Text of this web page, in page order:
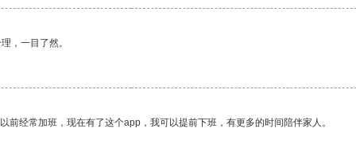
，一目了然。
经常加班，现在有了这个app，我可以提前下班，有更多的时间陪伴家人。